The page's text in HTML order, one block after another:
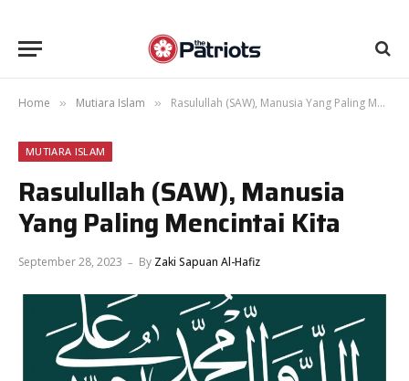
Home » Mutiara Islam » Rasulullah (SAW), Manusia Yang Paling Mencintai Kita
MUTIARA ISLAM
Rasulullah (SAW), Manusia
Yang Paling Mencintai Kita
September 28, 2023 By Zaki Sapuan Al-Hafiz